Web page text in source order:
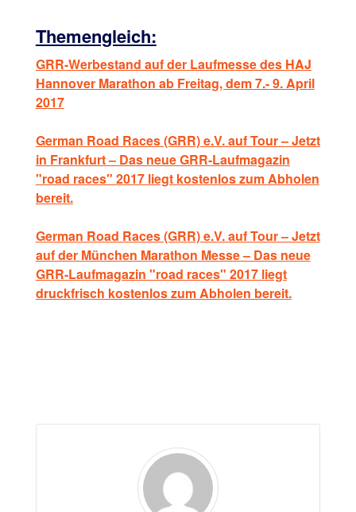
Themengleich:
GRR-Werbestand auf der Laufmesse des HAJ
Hannover Marathon ab Freitag, dem 7.- 9. April
2017
German Road Races (GRR) e.V. auf Tour – Jetzt
in Frankfurt – Das neue GRR-Laufmagazin
"road races" 2017 liegt kostenlos zum Abholen
bereit.
German Road Races (GRR) e.V. auf Tour – Jetzt
auf der München Marathon Messe – Das neue
GRR-Laufmagazin "road races" 2017 liegt
druckfrisch kostenlos zum Abholen bereit.